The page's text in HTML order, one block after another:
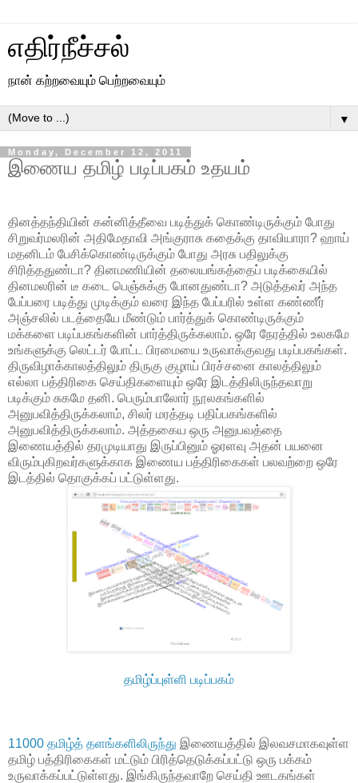
எதிர்நீச்சல்
நான் கற்றவையும் பெற்றவையும்
▼
Monday, December 12, 2011
இணைய தமிழ் படிப்பகம் உதயம்
தினத்தந்தியின் கன்னித்தீவை படித்துக் கொண்டிருக்கும் போது
சிறுவர்மலரின் அதிமேதாவி அங்குராசு கதைக்கு தாவியாரா? ஹாய்
மதனிடம் பேசிக்கொண்டிருக்கும் போது அரசு பதிலுக்கு
சிரித்ததுண்டா? தினமணியின் தலையங்கத்தைப் படிக்கையில்
தினமலரின் டீ கடை பெஞ்சுக்கு போனதுண்டா? அடுத்தவர் அந்த
பேப்பரை படித்து முடிக்கும் வரை இந்த பேப்பரில் உள்ள கண்ணீர்
அஞ்சலில் படத்தையே மீண்டும் பார்த்துக் கொண்டிருக்கும்
மக்களை படிப்பகங்களின் பார்த்திருக்கலாம். ஒரே நேரத்தில் உலகமே
உங்களுக்கு லெட்டர் போட்ட பிரமையை உருவாக்குவது படிப்பகங்கள்.
திருவிழாக்காலத்திலும் திருகு குழாய் பிரச்சனை காலத்திலும்
எல்லா பத்திரிகை செய்திகளையும் ஒரே இடத்திலிருந்தவாறு
படிக்கும் சுகமே தனி. பெரும்பாலோர் நூலகங்களில்
அனுபவித்திருக்கலாம், சிலர் மரத்தடி பதிப்பகங்களில்
அனுபவித்திருக்கலாம். அத்தகைய ஒரு அனுபவத்தை
இணையத்தில் தரமுடியாது இருப்பினும் ஓரளவு அதன் பயனை
விரும்புகிறவர்களுக்காக இணைய பத்திரிகைகள் பலவற்றை ஒரே
இடத்தில் தொகுக்கப் பட்டுள்ளது.
தமிழ்ப்புள்ளி படிப்பகம்
11000 தமிழ்த் தளங்களிலிருந்து இணையத்தில் இலவசமாகவுள்ள
தமிழ் பத்திரிகைகள் மட்டும் பிரித்தெடுக்கப்பட்டு ஒரு பக்கம்
உருவாக்கப்பட்டுள்ளது. இங்கிருந்தவாறே செய்தி ஊடகங்கள்